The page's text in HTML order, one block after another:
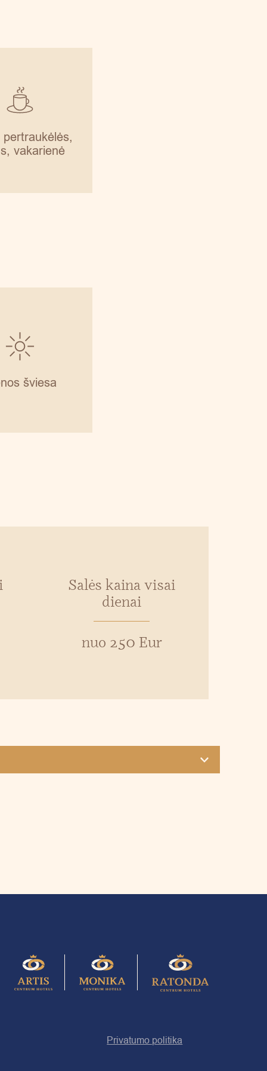
pertraukėlės,
vakarienė
šviesa
Salės kaina visai
dienai
nuo 250 Eur
Privatumo politika